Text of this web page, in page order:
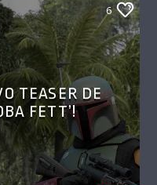
6
TEASER DE
FETT’!